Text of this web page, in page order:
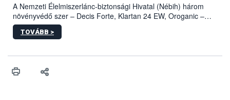
A Nemzeti Élelmiszerlánc-biztonsági Hivatal (Nébih) három
növényvédő szer – Decis Forte, Klartan 24 EW, Oroganic –
engedélyokiratát módosította, így azok a szüretet követően,
egészen a vesszőérettség (BBCH 91) stádiumáig
érésű szőlőkben is legyen lehetőség a károsító elleni további
felhasználók számára is elérhető és ökológiai termesztésben is
TOVÁBB >